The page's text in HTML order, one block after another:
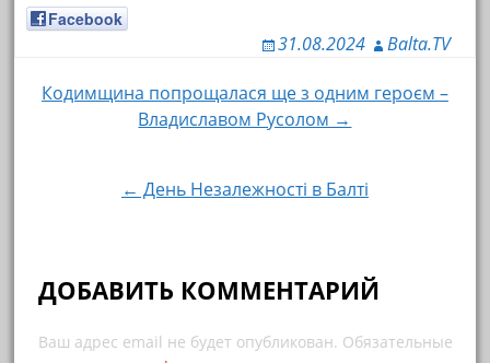
Facebook
31.08.2024 Balta.TV
Навигация по записям
Кодимщина попрощалася ще з одним героєм –
Владиславом Русолом →
← День Незалежності в Балті
ДОБАВИТЬ КОММЕНТАРИЙ
Ваш адрес email не будет опубликован. Обязательные